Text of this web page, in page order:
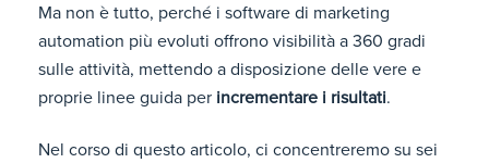
Ma non è tutto, perché i software di marketing
automation più evoluti offrono visibilità a 360 gradi
sulle attività, mettendo a disposizione delle vere e
proprie linee guida per incrementare i risultati.
Nel corso di questo articolo, ci concentreremo su sei